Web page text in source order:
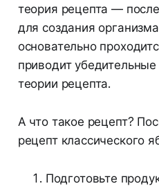
теория рецепта —
для создания
основательно
приводит
теории рецепта.
А что такое рецепт?
рецепт классического
Подготовьте